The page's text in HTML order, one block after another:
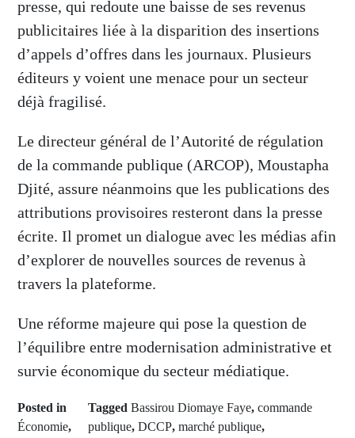
presse, qui redoute une baisse de ses revenus
publicitaires liée à la disparition des insertions
d’appels d’offres dans les journaux. Plusieurs
éditeurs y voient une menace pour un secteur
déjà fragilisé.
Le directeur général de l’Autorité de régulation
de la commande publique (ARCOP), Moustapha
Djité, assure néanmoins que les publications des
attributions provisoires resteront dans la presse
écrite. Il promet un dialogue avec les médias afin
d’explorer de nouvelles sources de revenus à
travers la plateforme.
Une réforme majeure qui pose la question de
l’équilibre entre modernisation administrative et
survie économique du secteur médiatique.
Posted in
Économie,
Tagged Bassirou Diomaye Faye, commande
publique, DCCP, marché publique,